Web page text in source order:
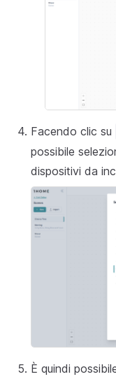
Facendo clic su
possibile
dispositivi da
È quindi